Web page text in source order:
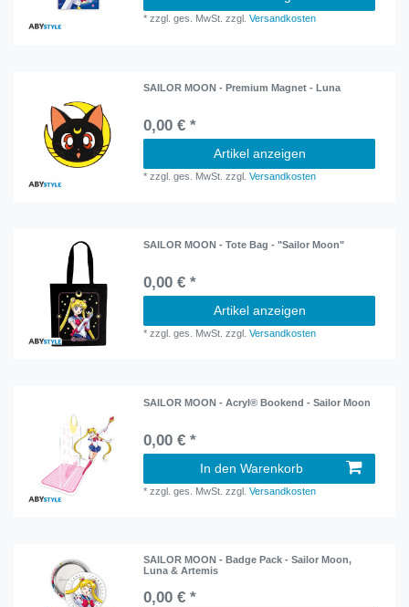
*zzgl. ges. MwSt. zzgl.Versandkosten
SAILOR MOON - Premium Magnet - Luna
0,00 € *
Artikel anzeigen
*zzgl. ges. MwSt. zzgl.Versandkosten
SAILOR MOON - Tote Bag - "Sailor Moon"
0,00 € *
Artikel anzeigen
*zzgl. ges. MwSt. zzgl.Versandkosten
SAILOR MOON - Acryl® Bookend - Sailor Moon
0,00 € *
In den Warenkorb
*zzgl. ges. MwSt. zzgl.Versandkosten
SAILOR MOON - Badge Pack - Sailor Moon,
Luna & Artemis
0,00 € *